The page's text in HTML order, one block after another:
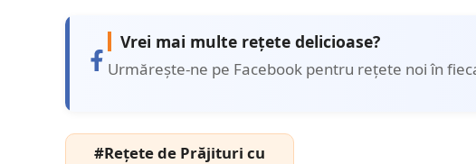
Vrei mai multe rețete delicioase?
Urmărește-ne pe Facebook pentru rețete noi în
#Rețete de Prăjituri cu